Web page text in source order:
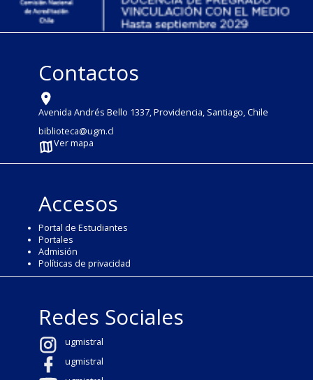
Contactos
Avenida Andrés Bello 1337, Providencia, Santiago, Chile
biblioteca@ugm.cl
Ver mapa
Accesos
Portal de Estudiantes
Portales
Admisión
Políticas de privacidad
Redes Sociales
ugmistral
ugmistral